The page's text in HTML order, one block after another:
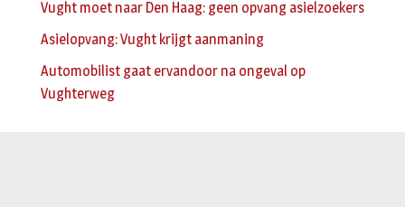
Vught moet naar Den Haag: geen opvang asielzoekers
Asielopvang: Vught krijgt aanmaning
Automobilist gaat ervandoor na ongeval op
Vughterweg